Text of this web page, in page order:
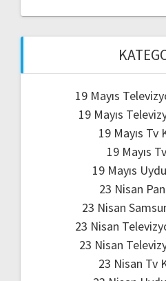
19 Mayıs
19 Mayıs
19 Mayıs Tv
19 Mayıs
19 Mayıs
23 Nisan
23 Nisan
23 Nisan
23 Nisan
23 Nisan Tv